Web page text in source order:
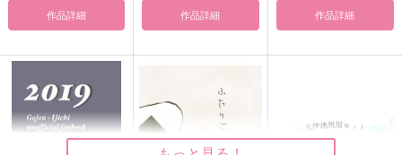
作品詳細 作品詳細 作品詳細